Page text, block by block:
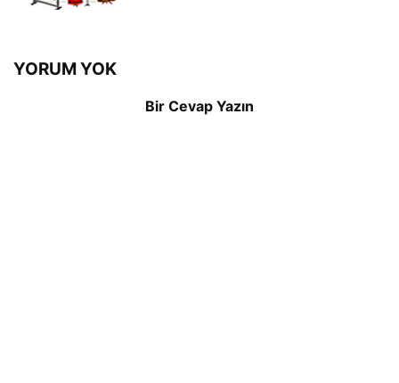
YORUM YOK
Bir Cevap Yazın